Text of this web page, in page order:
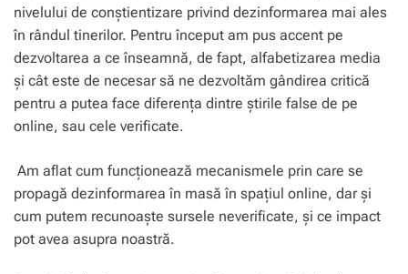
nivelului de conștientizare privind dezinformarea mai ales
în rândul tinerilor. Pentru început am pus accent pe
dezvoltarea a ce înseamnă, de fapt, alfabetizarea media
și cât este de necesar să ne dezvoltăm gândirea critică
pentru a putea face diferența dintre știrile false de pe
online, sau cele verificate.
Am aflat cum funcționează mecanismele prin care se
propagă dezinformarea în masă în spațiul online, dar și
cum putem recunoaște sursele neverificate, și ce impact
pot avea asupra noastră.